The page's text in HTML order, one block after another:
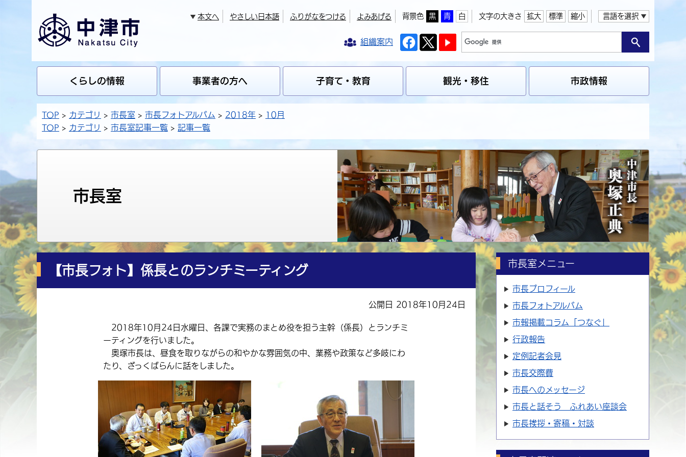
本文へ やさしい日本語 ふりがなをつける よみあげる 背景色 黒 青 白 文字の大きさ 拡大 標準 縮小 言語を選択
組織案内
くらしの情報 事業者の方へ 子育て・教育 観光・移住 市政情報
TOP カテゴリ 市長室 市長フォトアルバム 2018年
10月
TOP
カテゴリ 市長室記事一覧 記事一覧
市長室
【市長フォト】係長とのランチミーティング
公開日 2018年10月24日
2018年10月24日水曜日、各課で実務のまとめ役を担う主幹（係長）とランチミ
ーティングを行いました。
奥塚市長は、昼食を取りながらの和やかな雰囲気の中、業務や政策など多岐にわ
たり、ざっくばらんに話をしました。
市長室メニュー
市長プロフィール
市長フォトアルバム
市報掲載コラム「つなぐ」
行政報告
定例記者会見
市長交際費
市長へのメッセージ
市長と話そう ふれあい座談会
市長挨拶・寄稿・対談